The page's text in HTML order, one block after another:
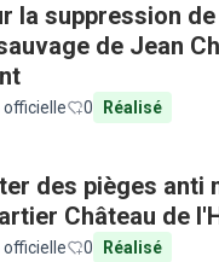
la suppression de
de Jean
officielle 0 Réalisé
des pièges anti
Château de
officielle 0 Réalisé